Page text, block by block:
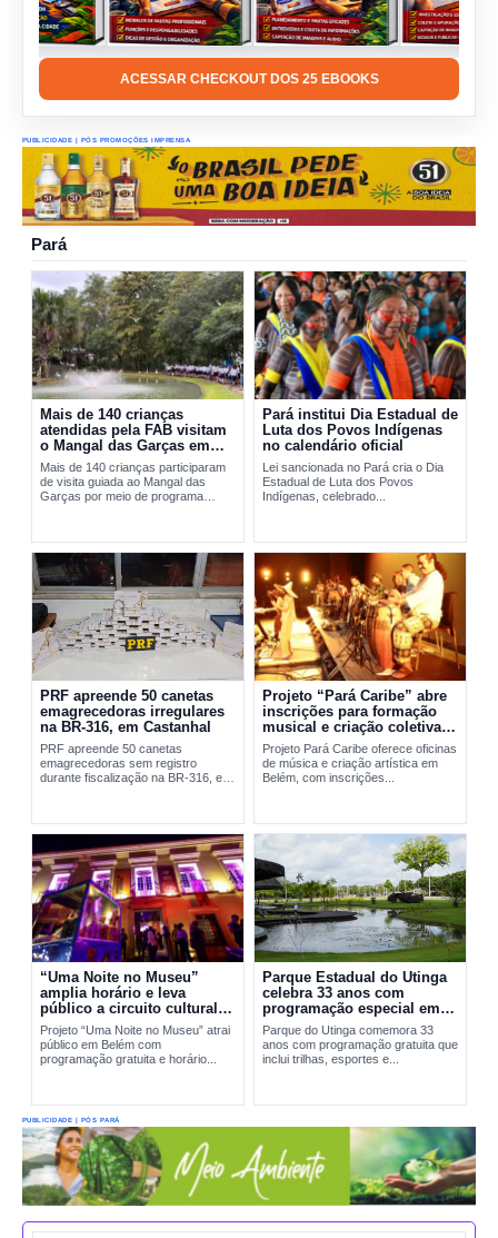
ACESSAR CHECKOUT DOS 25 EBOOKS
PUBLICIDADE | PÓS PROMOÇÕES IMPRENSA
Pará
Mais de 140 crianças
atendidas pela FAB visitam
o Mangal das Garças em
Belém
Mais de 140 crianças participaram
de visita guiada ao Mangal das
Garças por meio de programa
Pará institui Dia Estadual de
Luta dos Povos Indígenas
no calendário oficial
Lei sancionada no Pará cria o Dia
Estadual de Luta dos Povos
Indígenas, celebrado...
PRF apreende 50 canetas
emagrecedoras irregulares
na BR-316, em Castanhal
PRF apreende 50 canetas
emagrecedoras sem registro
durante fiscalização na BR-316, em
Projeto “Pará Caribe” abre
inscrições para formação
musical e criação coletiva
em Belém
Projeto Pará Caribe oferece oficinas
de música e criação artística em
Belém, com inscrições...
“Uma Noite no Museu”
amplia horário e leva
público a circuito cultural
em Belém
Projeto “Uma Noite no Museu” atrai
público em Belém com
programação gratuita e horário...
Parque Estadual do Utinga
celebra 33 anos com
programação especial em
Belém
Parque do Utinga comemora 33
anos com programação gratuita que
inclui trilhas, esportes e...
PUBLICIDADE | PÓS PARÁ